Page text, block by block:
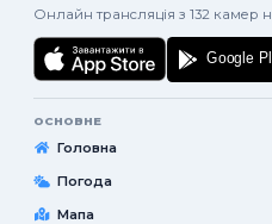
Онлайн трансляція з 132 камер
ОСНОВНЕ
Головна
Погода
Мапа